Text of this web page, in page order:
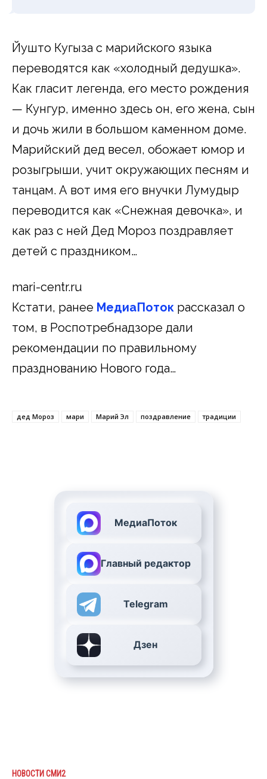
Йушто Кугыза с марийского языка
переводятся как «холодный дедушка».
Как гласит легенда, его место рождения
— Кунгур, именно здесь он, его жена, сын
и дочь жили в большом каменном доме.
Марийский дед весел, обожает юмор и
розыгрыши, учит окружающих песням и
танцам. А вот имя его внучки Лумудыр
переводится как «Снежная девочка», и
как раз с ней Дед Мороз поздравляет
детей с праздником…
mari-centr.ru
Кстати, ранее МедиаПоток рассказал о
том, в Роспотребнадзоре дали
рекомендации по правильному
празднованию Нового года…
дед Мороз мари Марий Эл поздравление традиции
МедиаПоток
Главный редактор
Telegram
Дзен
НОВОСТИ СМИ2